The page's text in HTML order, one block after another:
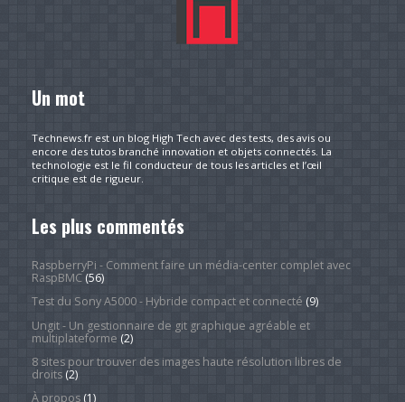
Un mot
Technews.fr est un blog High Tech avec des tests, des avis ou
encore des tutos branché innovation et objets connectés. La
technologie est le fil conducteur de tous les articles et l’œil
critique est de rigueur.
Les plus commentés
RaspberryPi - Comment faire un média-center complet avec
RaspBMC(56)
Test du Sony A5000 - Hybride compact et connecté (9)
Ungit - Un gestionnaire de git graphique agréable et
multiplateforme (2)
8 sites pour trouver des images haute résolution libres de
droits(2)
À propos(1)